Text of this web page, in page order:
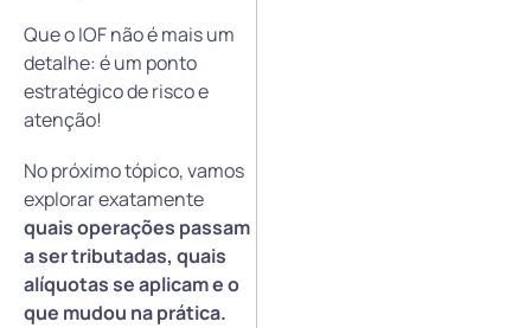
Que o IOF não é mais um
detalhe: é um ponto
estratégico de risco e
atenção!
No próximo tópico, vamos
explorar exatamente
quais operações passam
a ser tributadas, quais
alíquotas se aplicam e o
que mudou na prática.